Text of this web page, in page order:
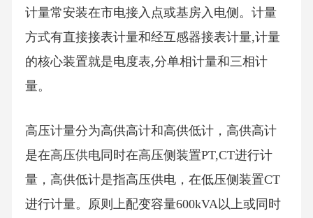
计量常安装在市电接入点或基房入电侧。计量
方式有直接接表计量和经互感器接表计量,计量
的核心装置就是电度表,分单相计量和三相计
量。
高压计量分为高供高计和高供低计，高供高计
是在高压供电同时在高压侧装置PT,CT进行计
量，高供低计是指高压供电，在低压侧装置CT
进行计量。原则上配变容量600kVA以上或同时